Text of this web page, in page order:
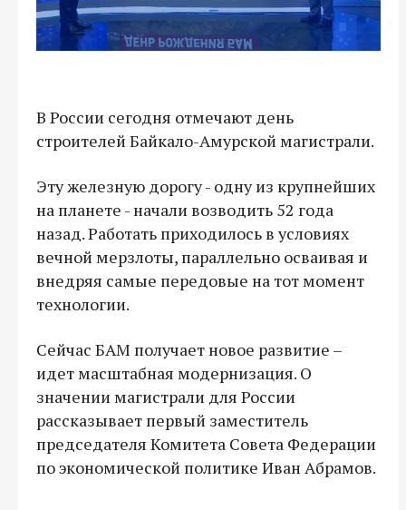
В России сегодня отмечают день
строителей Байкало-Амурской магистрали.
Эту железную дорогу - одну из крупнейших
на планете - начали возводить 52 года
назад. Работать приходилось в условиях
вечной мерзлоты, параллельно осваивая и
внедряя самые передовые на тот момент
технологии.
Сейчас БАМ получает новое развитие –
идет масштабная модернизация. О
значении магистрали для России
рассказывает первый заместитель
председателя Комитета Совета Федерации
по экономической политике Иван Абрамов.